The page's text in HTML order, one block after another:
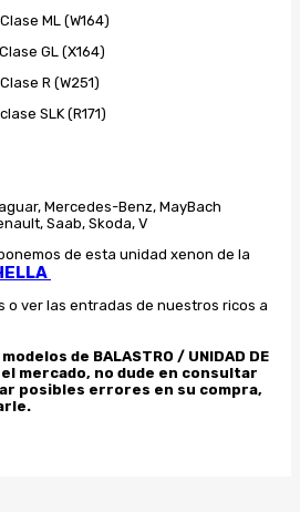
ML (W164)
GL (X164)
R (W251)
SLK (R171)
Mercedes-Benz, MayBach
Saab, Skoda, V
de esta unidad xenon de la
o ver las entradas de nuestros ricos a
de BALASTRO / UNIDAD DE
mercado, no dude en consultar
posibles errores en su compra,